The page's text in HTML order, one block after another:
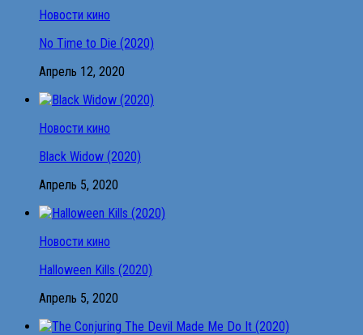
Новости кино
No Time to Die (2020)
Апрель 12, 2020
Новости кино
Black Widow (2020)
Апрель 5, 2020
Новости кино
Halloween Kills (2020)
Апрель 5, 2020